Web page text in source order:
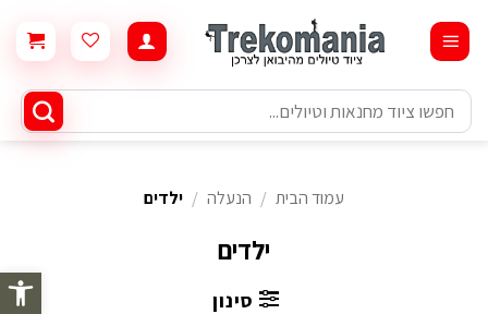
פתח
content
חיפוש
עבור:
ילדים
עמוד הבית / הנעלה / ילדים
סינון